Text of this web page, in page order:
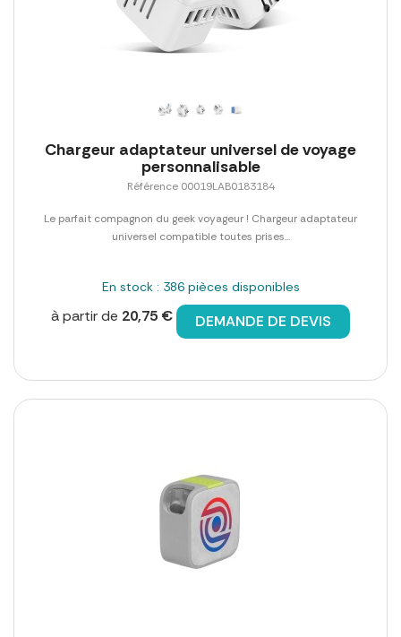
Chargeur adaptateur universel de voyage
personnalisable
Référence 00019LAB0183184
Le parfait compagnon du geek voyageur ! Chargeur adaptateur
universel compatible toutes prises...
En stock : 386 pièces disponibles
à partir de 20,75 € DEMANDE DE DEVIS